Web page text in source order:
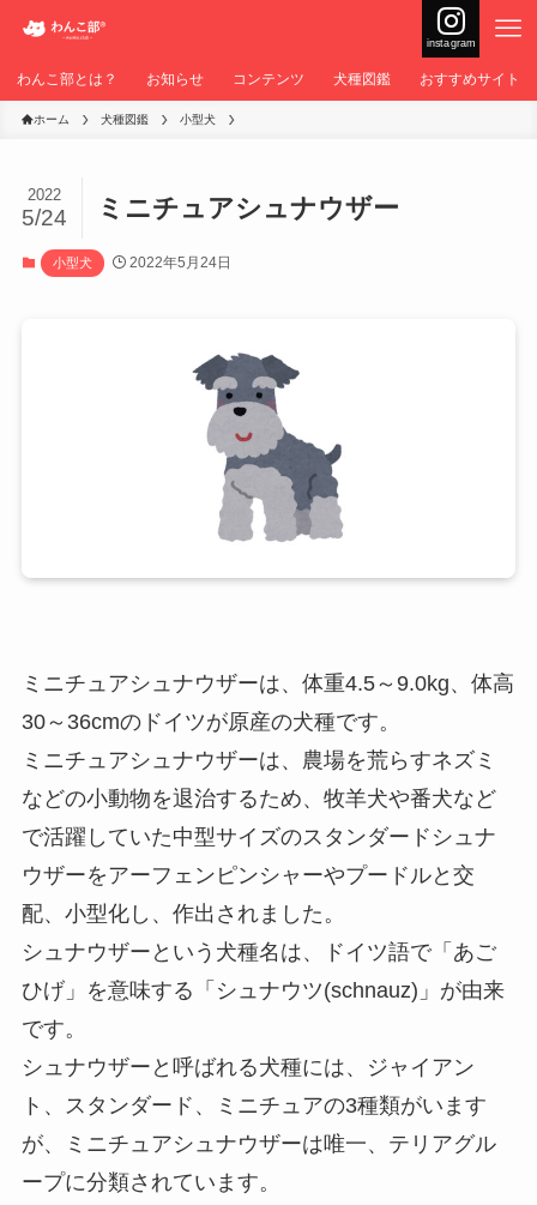
instagram
わんこ部とは？ お知らせ コンテンツ 犬種図鑑 おすすめサイト
ホーム 犬種図鑑 小型犬
ミニチュアシュナウザー
2022
5/24
小型犬 2022年5月24日
ミニチュアシュナウザーは、体重4.5～9.0kg、体高
30～36cmのドイツが原産の犬種です。
ミニチュアシュナウザーは、農場を荒らすネズミ
などの小動物を退治するため、牧羊犬や番犬など
で活躍していた中型サイズのスタンダードシュナ
ウザーをアーフェンピンシャーやプードルと交
配、小型化し、作出されました。
シュナウザーという犬種名は、ドイツ語で「あご
ひげ」を意味する「シュナウツ(schnauz)」が由来
です。
シュナウザーと呼ばれる犬種には、ジャイアン
ト、スタンダード、ミニチュアの3種類がいます
が、ミニチュアシュナウザーは唯一、テリアグル
ープに分類されています。